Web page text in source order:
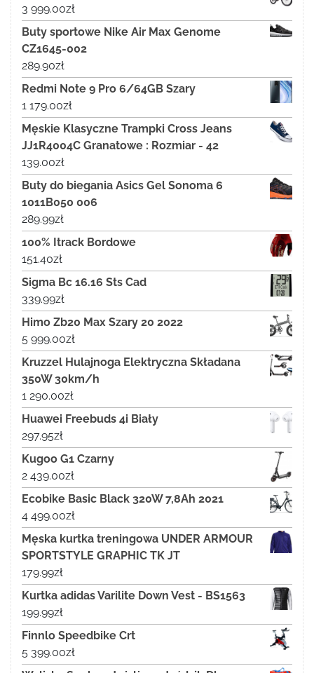
3 999.00zł
Buty sportowe Nike Air Max Genome
CZ1645-002
289.90zł
Redmi Note 9 Pro 6/64GB Szary
1 179.00zł
Męskie Klasyczne Trampki Cross Jeans
JJ1R4004C Granatowe : Rozmiar - 42
139.00zł
Buty do biegania Asics Gel Sonoma 6
1011B050 006
289.99zł
100% Itrack Bordowe
151.40zł
Sigma Bc 16.16 Sts Cad
339.99zł
Himo Zb20 Max Szary 20 2022
5 999.00zł
Kruzzel Hulajnoga Elektryczna Składana
350W 30km/h
1 290.00zł
Huawei Freebuds 4i Biały
297.95zł
Kugoo G1 Czarny
2 439.00zł
Ecobike Basic Black 320W 7,8Ah 2021
4 499.00zł
Męska kurtka treningowa UNDER ARMOUR
SPORTSTYLE GRAPHIC TK JT
179.99zł
Kurtka adidas Varilite Down Vest - BS1563
199.99zł
Finnlo Speedbike Crt
5 399.00zł